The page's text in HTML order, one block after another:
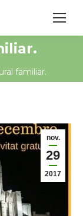
familiar.
nov.
29
2017